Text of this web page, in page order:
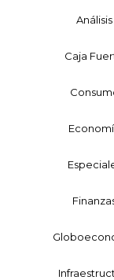
Análisis
Caja